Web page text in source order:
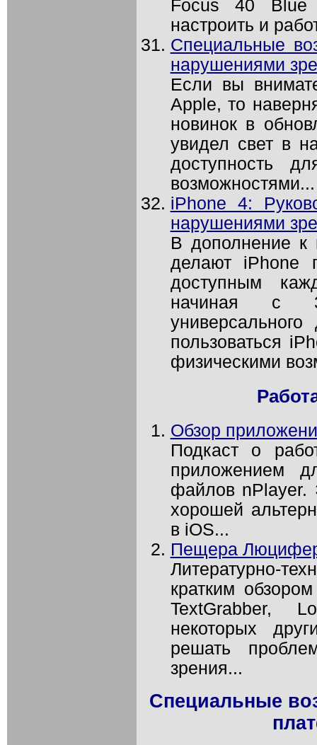
Focus 40 Blue
настроить и
Специальные
нарушениями
Если вы
Apple, то
новинок в
увидел свет в
доступность
возможностями...
iPhone 4:
нарушениями
В дополнение к
делают iPhone
доступным
начиная с
пользоваться
физическими
Обзор
Подкаст о
приложением
файлов nPlayer.
хорошей
в iOS...
Пещера
Литературно-
кратким
TextGrabber,
некоторых
решать
зрения...
Специальные